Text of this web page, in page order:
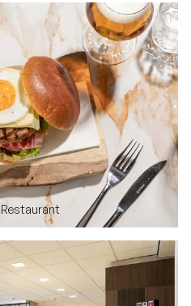
Restaurant